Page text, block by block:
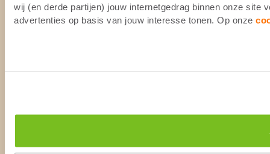
wij (en derde partijen) jouw internetgedrag binnen onze site
advertenties op basis van jouw interesse tonen. Op onze